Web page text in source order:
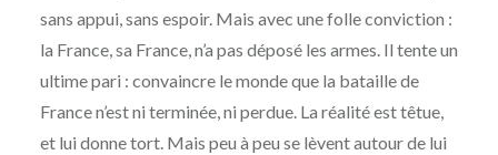
sans appui, sans espoir. Mais avec une folle conviction :
la France, sa France, n’a pas déposé les armes. Il tente un
ultime pari : convaincre le monde que la bataille de
France n’est ni terminée, ni perdue. La réalité est têtue,
et lui donne tort. Mais peu à peu se lèvent autour de lui